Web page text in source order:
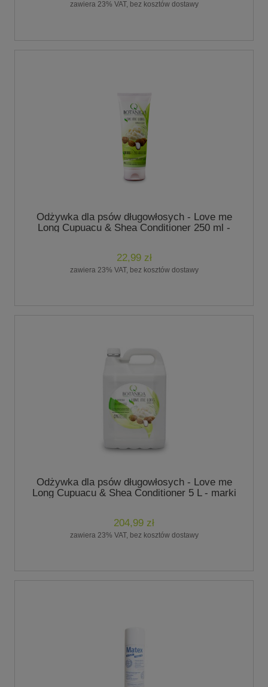
zawiera 23% VAT, bez kosztów dostawy
Odżywka dla psów długowłosych - Love me
Long Cupuacu & Shea Conditioner 250 ml -
22,99 zł
zawiera 23% VAT, bez kosztów dostawy
Odżywka dla psów długowłosych - Love me
Long Cupuacu & Shea Conditioner 5 L - marki
204,99 zł
zawiera 23% VAT, bez kosztów dostawy